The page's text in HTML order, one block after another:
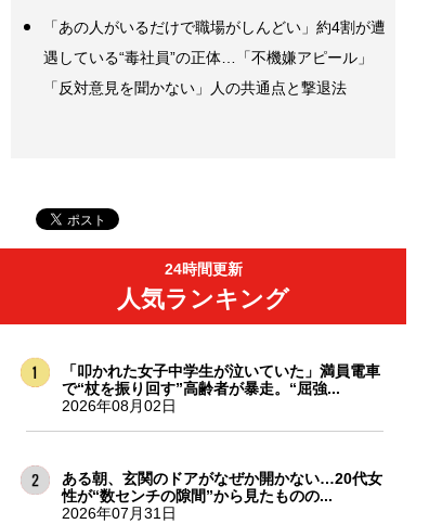
「あの人がいるだけで職場がしんどい」約4割が遭
遇している“毒社員”の正体…「不機嫌アピール」
「反対意見を聞かない」人の共通点と撃退法
24時間更新
人気ランキング
「叩かれた女子中学生が泣いていた」満員電車
で“杖を振り回す”高齢者が暴走。“屈強...
2026年08月02日
ある朝、玄関のドアがなぜか開かない…20代女
性が“数センチの隙間”から見たものの...
2026年07月31日